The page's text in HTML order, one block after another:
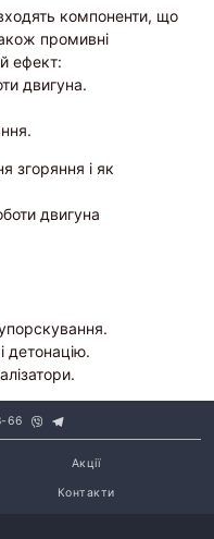
компоненти, що
промивні
ефект:
двигуна.
згоряння і як
двигуна
детонацію.
66
Акції
Контакти